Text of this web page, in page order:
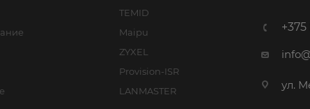
TEMID
Maipu
ZYXEL
Provision-ISR
LANMASTER
ул.